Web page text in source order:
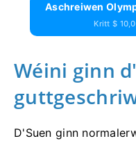
Aschreiwen
Kritt $
Wéini ginn
D'Suen ginn